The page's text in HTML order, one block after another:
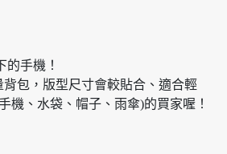
的手機！
包，版型尺寸會較貼合、適合輕
機、水袋、帽子、雨傘)的買家喔！